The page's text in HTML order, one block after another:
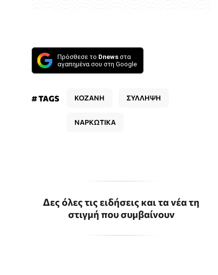
Πρόσθεσε το Dnews στα
αγαπημένα σου στη Google
# TAGS ΚΟΖΑΝΗ ΣΥΛΛΗΨΗ
ΝΑΡΚΩΤΙΚΑ
Δες όλες τις ειδήσεις και τα νέα τη
στιγμή που συμβαίνουν